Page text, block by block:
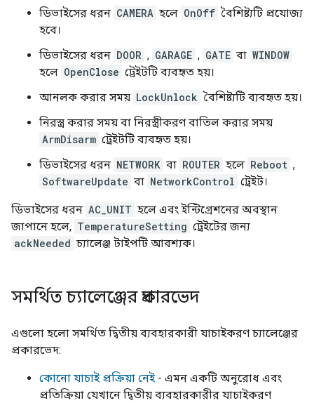
ডিভাইসের ধরন CAMERA হলে OnOff বৈশিষ্ট্যটি প্রযোজ্য
হবে।
ডিভাইসের ধরন DOOR , GARAGE , GATE বা WINDOW
হলে OpenClose ট্রেইটটি ব্যবহৃত হয়।
আনলক করার সময় LockUnlock বৈশিষ্ট্যটি ব্যবহৃত হয়।
নিরস্ত্র করার সময় বা নিরস্ত্রীকরণ বাতিল করার সময়
ArmDisarm ট্রেইটটি ব্যবহৃত হয়।
ডিভাইসের ধরন NETWORK বা ROUTER হলে Reboot ,
SoftwareUpdate বা NetworkControl ট্রেইট।
ডিভাইসের ধরন AC_UNIT হলে এবং ইন্টিগ্রেশনের অবস্থান
জাপানে হলে, TemperatureSetting ট্রেইটের জন্য
ackNeeded চ্যালেঞ্জ টাইপটি আবশ্যক।
সমর্থিত চ্যালেঞ্জের প্রকারভেদ
এগুলো হলো সমর্থিত দ্বিতীয় ব্যবহারকারী যাচাইকরণ চ্যালেঞ্জের
প্রকারভেদ:
কোনো যাচাই প্রক্রিয়া নেই- এমন একটি অনুরোধ এবং
প্রতিক্রিয়া যেখানে দ্বিতীয় ব্যবহারকারীর যাচাইকরণ